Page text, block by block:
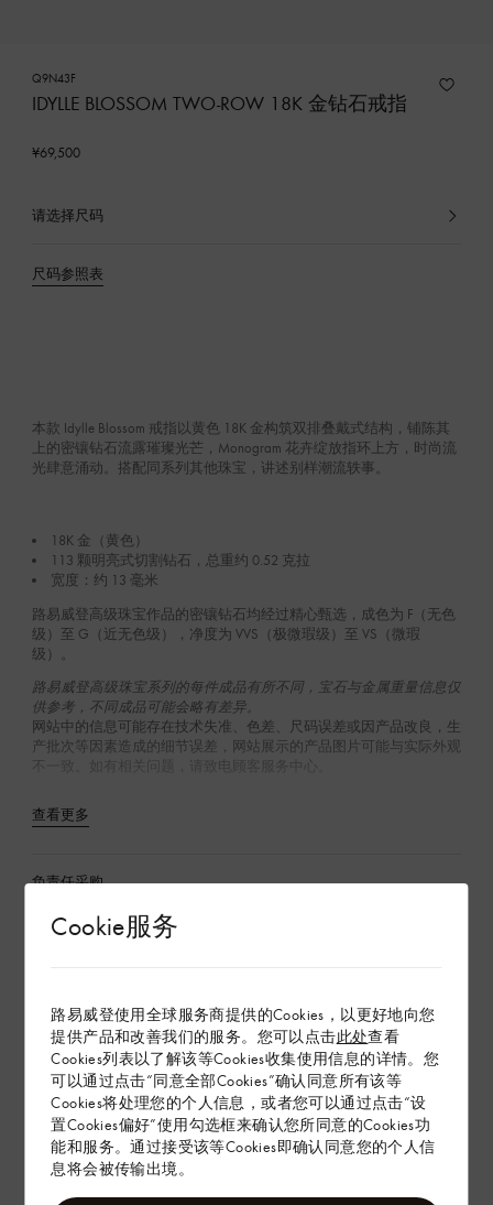
Cookie服务
路易威登使用全球服务商提供的Cookies，以更好地向您
提供产品和改善我们的服务。您可以点击此处查看
Cookies列表以了解该等Cookies收集使用信息的详情。您
可以通过点击“同意全部Cookies”确认同意所有该等
Cookies将处理您的个人信息，或者您可以通过点击“设
置Cookies偏好”使用勾选框来确认您所同意的Cookies功
能和服务。通过接受该等Cookies即确认同意您的个人信
息将会被传输出境。
Q9N43F
IDYLLE BLOSSOM TWO-ROW 18K 金钻石戒指
¥69,500
请选择尺码
已
品
尺码参照表
本款 Idylle Blossom 戒指以黄色 18K 金构筑双排叠戴式结构，铺陈其
上的密镶钻石流露璀璨光芒，Monogram 花卉绽放指环上方，时尚流
光肆意涌动。搭配同系列其他珠宝，讲述别样潮流轶事。
18K 金（黄色）
113 颗明亮式切割钻石，总重约 0.52 克拉
宽度：约 13 毫米
路易威登高级珠宝作品的密镶钻石均经过精心甄选，成色为 F（无色
级‌）至 G（近无色级），净度为 VVS（极微瑕级）至 VS（微瑕
级）。
路易威登高级珠宝系列的每件成品有所不同，宝石与金属重量信息仅
供参考，不同成品可能会略有差异。
网站中的信息可能存在技术失准、色差、尺码误差或因产品改良，生
产批次等因素造成的细节误差，网站展示的产品图片可能与实际外观
不一致。如有相关问题，请致电顾客服务中心。
查看更多
负责任采购
保养指南
配送 & 退货
赠礼